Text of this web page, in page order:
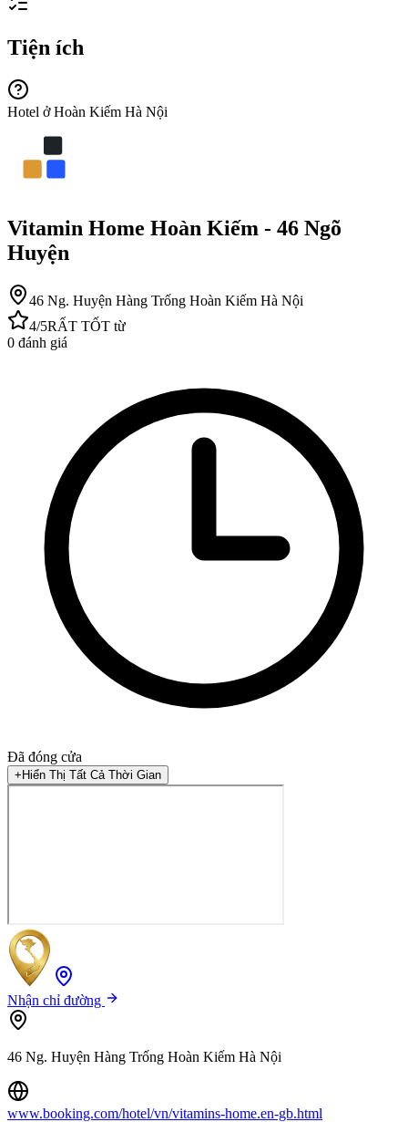
Tiện ích
Hotel ở Hoàn Kiếm Hà Nội
Vitamin Home Hoàn Kiếm - 46 Ngõ
Huyện
46 Ng. Huyện Hàng Trống Hoàn Kiếm Hà Nội
4/5RẤT TỐT từ
0 đánh giá
Đã đóng cửa
+Hiển Thị Tất Cả Thời Gian
Nhận chỉ đường
46 Ng. Huyện Hàng Trống Hoàn Kiếm Hà Nội
www.booking.com/hotel/vn/vitamins-home.en-gb.html